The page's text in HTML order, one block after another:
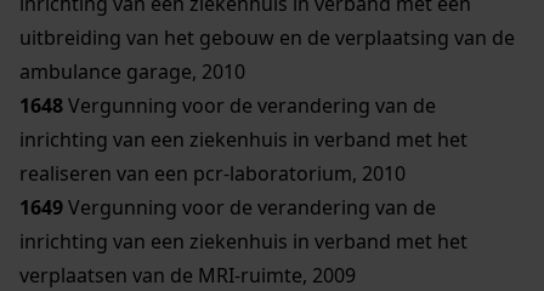
uitbreiding van het gebouw en de verplaatsing van de
ambulance garage, 2010
1648Vergunning voor de verandering van de
inrichting van een ziekenhuis in verband met het
realiseren van een pcr-laboratorium, 2010
1649Vergunning voor de verandering van de
inrichting van een ziekenhuis in verband met het
verplaatsen van de MRI-ruimte, 2009